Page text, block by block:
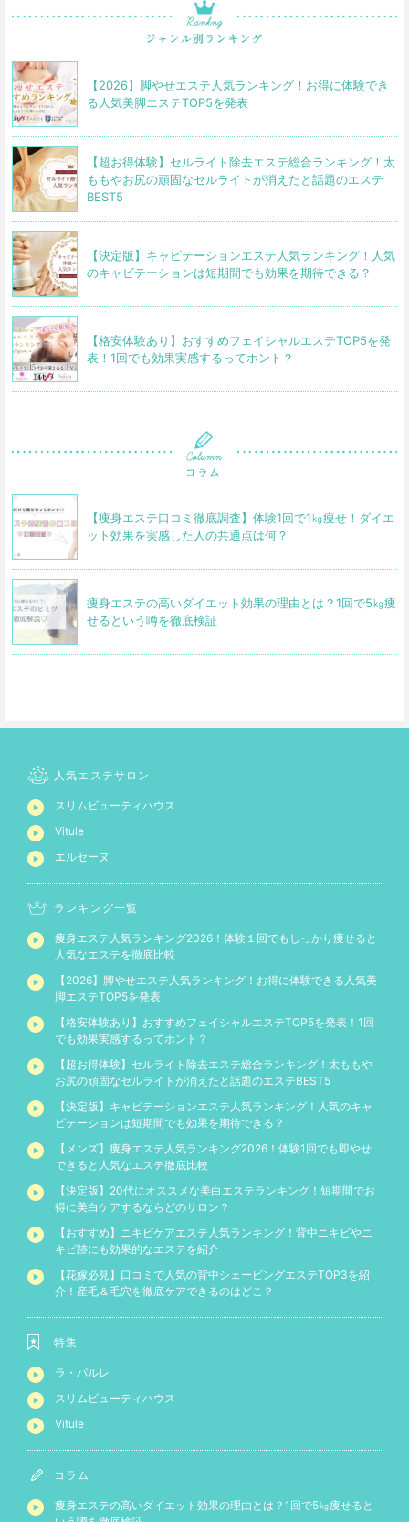
【2026】脚やせエステ人気ランキング！お得に体験でき
る人気美脚エステTOP5を発表
【超お得体験】セルライト除去エステ総合ランキング！太
ももやお尻の頑固なセルライトが消えたと話題のエステ
BEST5
【決定版】キャビテーションエステ人気ランキング！人気
のキャビテーションは短期間でも効果を期待できる？
【格安体験あり】おすすめフェイシャルエステTOP5を発
表！1回でも効果実感するってホント？
【痩身エステ口コミ徹底調査】体験1回で1㎏痩せ！ダイエ
ット効果を実感した人の共通点は何？
痩身エステの高いダイエット効果の理由とは？1回で5㎏痩
せるという噂を徹底検証
人気エステサロン
スリムビューティハウス
Vitule
エルセーヌ
ランキング一覧
痩身エステ人気ランキング2026！体験１回でもしっかり痩せると
人気なエステを徹底比較
【2026】脚やせエステ人気ランキング！お得に体験できる人気美
脚エステTOP5を発表
【格安体験あり】おすすめフェイシャルエステTOP5を発表！1回
でも効果実感するってホント？
【超お得体験】セルライト除去エステ総合ランキング！太ももや
お尻の頑固なセルライトが消えたと話題のエステBEST5
【決定版】キャビテーションエステ人気ランキング！人気のキャ
ビテーションは短期間でも効果を期待できる？
【メンズ】痩身エステ人気ランキング2026！体験1回でも即やせ
できると人気なエステ徹底比較
【決定版】20代にオススメな美白エステランキング！短期間でお
得に美白ケアするならどのサロン？
【おすすめ】ニキビケアエステ人気ランキング！背中ニキビやニ
キビ跡にも効果的なエステを紹介
【花嫁必見】口コミで人気の背中シェービングエステTOP3を紹
介！産毛＆毛穴を徹底ケアできるのはどこ？
特集
ラ・パルレ
スリムビューティハウス
Vitule
コラム
痩身エステの高いダイエット効果の理由とは？1回で5㎏痩せると